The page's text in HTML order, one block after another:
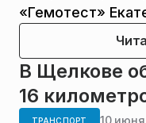
«Гемотест»
В Щелкове
16
ТРАНСПОРТ